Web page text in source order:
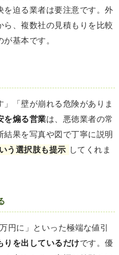
を迫る業者は要注意です。外
、複数社の見積もりを比較
基本です。
」「壁が崩れる危険がありま
を煽る営業は、悪徳業者の常
果を写真や図で丁寧に説明
う選択肢も提示 してくれま
円に」といった極端な値引
りを出しているだけです。優